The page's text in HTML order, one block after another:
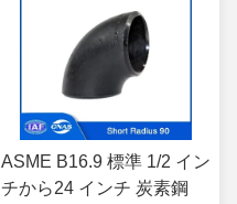
ASME B16.9 標準 1/2 イン
チから24 インチ 炭素鋼